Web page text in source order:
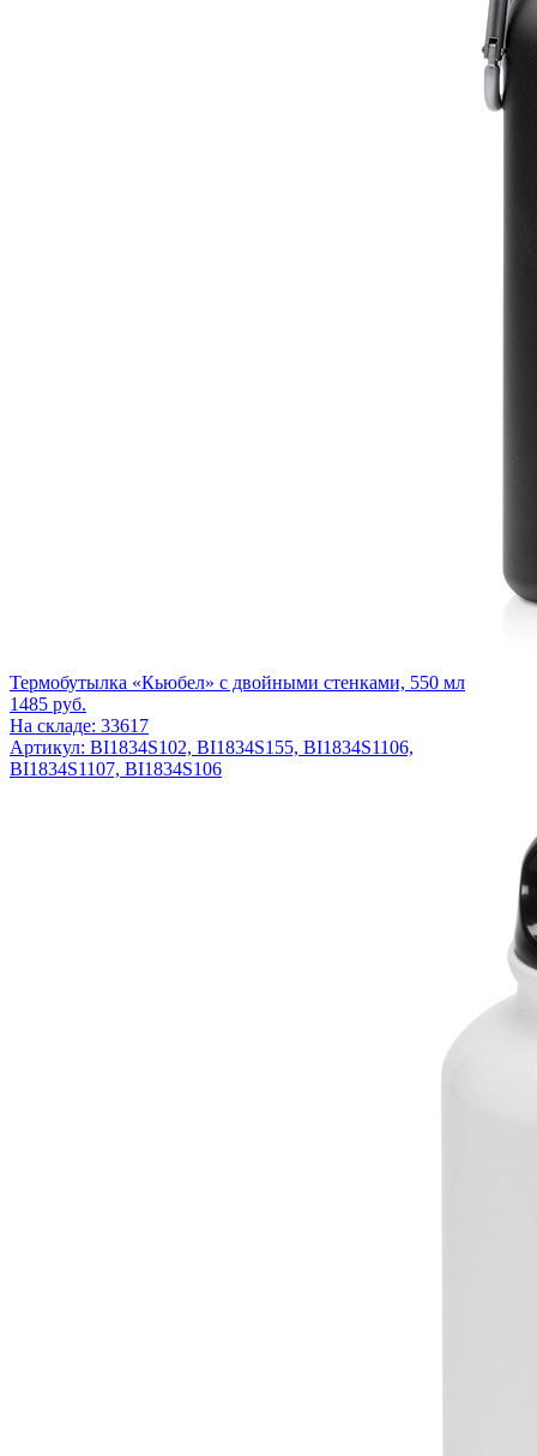
Термобутылка «Кьюбел» с двойными стенками, 550 мл
1485 руб.
На складе: 33617
Артикул: BI1834S102, BI1834S155, BI1834S1106,
BI1834S1107, BI1834S106